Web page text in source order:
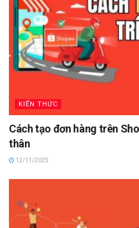
KIẾN THỨC
Cách tạo đơn hàng trên
thân
12/11/2025